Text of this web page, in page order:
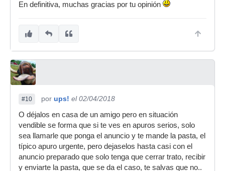
En definitiva, muchas gracias por tu opinión
#10 por ups! el 02/04/2018
O déjalos en casa de un amigo pero en situación
vendible se forma que si te ves en apuros serios, solo
sea llamarle que ponga el anuncio y te mande la pasta, el
típico apuro urgente, pero dejaselos hasta casi con el
anuncio preparado que solo tenga que cerrar trato, recibir
y enviarte la pasta, que se da el caso, te salvas que no..